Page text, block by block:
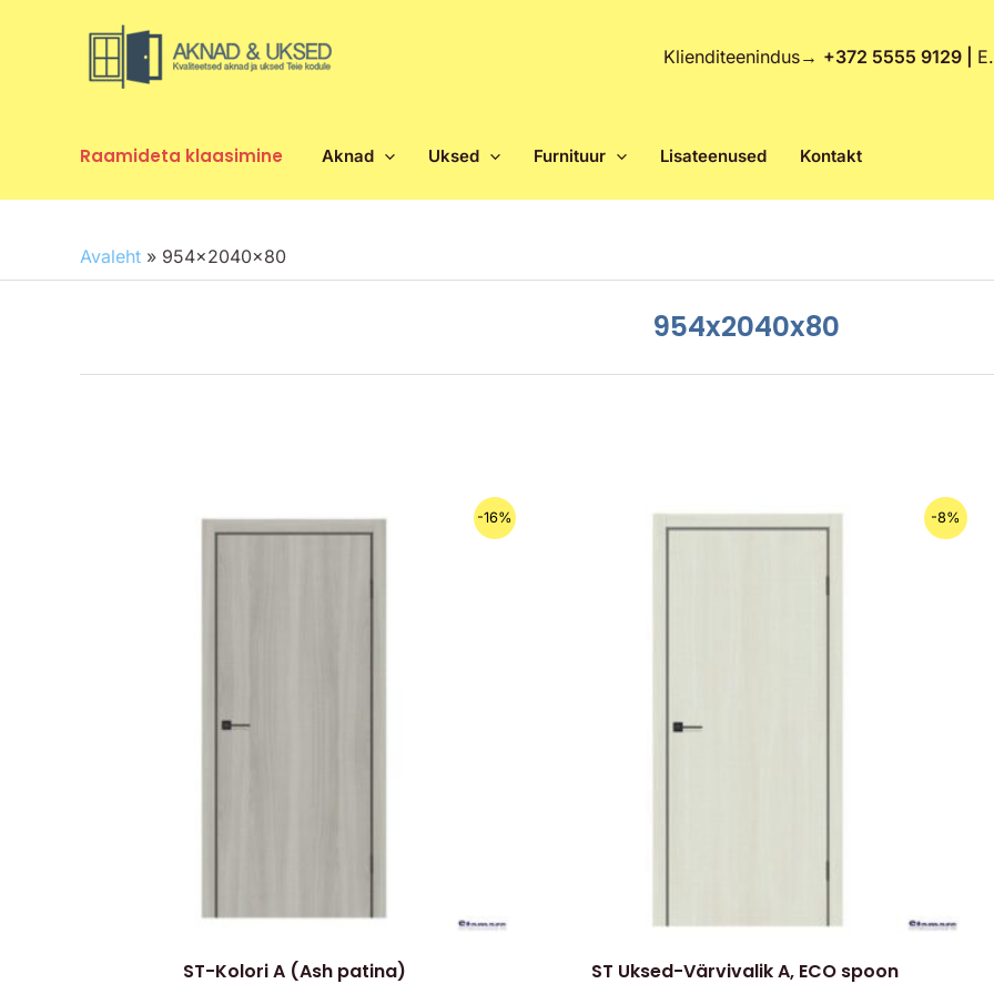
Klienditeenindus→ +372 5555 9129 |
Raamideta klaasimine Aknad Uksed Furnituur Lisateenused Kontakt
Avaleht » 954x2040x80
954x2040x80
-16%
ST-Kolori A (Ash patina)
Algne
hind
Praegune
hind
-8%
ST Uksed-Värvivalik A, ECO spoon
Algne
hind
Praegune
hind
119.00€.